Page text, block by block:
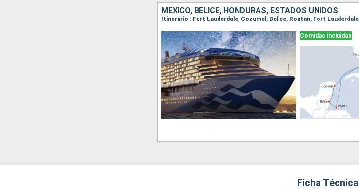
MÉXICO, BELICE, HONDURAS, ESTADOS UNIDOS
Itinerario : Fort Lauderdale, Cozumel, Belice, Roatan, Fort Lauderdale
Comidas incluidas
Ficha Técnica